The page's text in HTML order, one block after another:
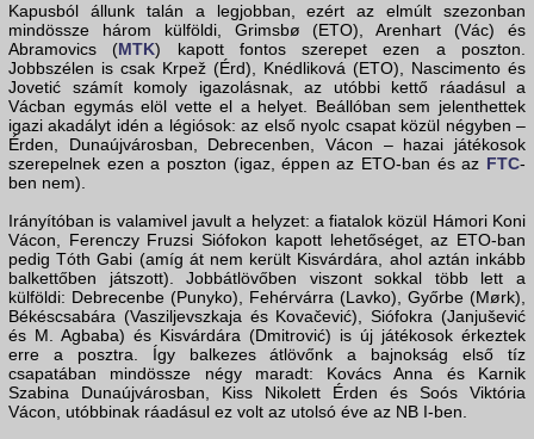
Kapusból állunk talán a legjobban, ezért az elmúlt szezonban
mindössze három külföldi, Grimsbø (ETO), Arenhart (Vác) és
Abramovics (MTK) kapott fontos szerepet ezen a poszton.
Jobbszélen is csak Krpež (Érd), Knédliková (ETO), Nascimento és
Jovetić számít komoly igazolásnak, az utóbbi kettő ráadásul a
Vácban egymás elöl vette el a helyet. Beállóban sem jelenthettek
igazi akadályt idén a légiósok: az első nyolc csapat közül négyben –
Érden, Dunaújvárosban, Debrecenben, Vácon – hazai játékosok
szerepelnek ezen a poszton (igaz, éppen az ETO-ban és az FTC-
ben nem).
Irányítóban is valamivel javult a helyzet: a fiatalok közül Hámori Koni
Vácon, Ferenczy Fruzsi Siófokon kapott lehetőséget, az ETO-ban
pedig Tóth Gabi (amíg át nem került Kisvárdára, ahol aztán inkább
balkettőben játszott). Jobbátlövőben viszont sokkal több lett a
külföldi: Debrecenbe (Punyko), Fehérvárra (Lavko), Győrbe (Mørk),
Békéscsabára (Vasziljevszkaja és Kovačević), Siófokra (Janjušević
és M. Agbaba) és Kisvárdára (Dmitrović) is új játékosok érkeztek
erre a posztra. Így balkezes átlövőnk a bajnokság első tíz
csapatában mindössze négy maradt: Kovács Anna és Karnik
Szabina Dunaújvárosban, Kiss Nikolett Érden és Soós Viktória
Vácon, utóbbinak ráadásul ez volt az utolsó éve az NB I-ben.